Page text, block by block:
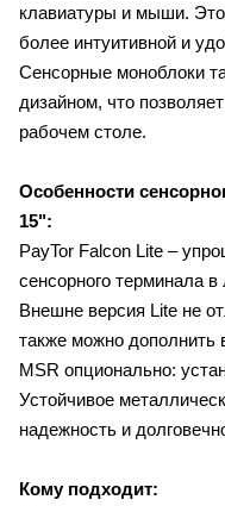
клавиатуры и мыши.
более интуитивной и
Сенсорные моноблоки
дизайном, что
рабочем столе.
Особенности
15":
PayTor Falcon Lite –
сенсорного терминала
Внешне версия Lite не
также можно дополнить
MSR опционально:
Устойчивое
надежность и
Кому подходит: